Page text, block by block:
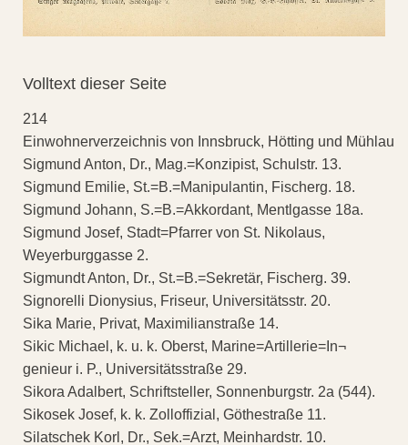
Volltext dieser Seite
214
Einwohnerverzeichnis von Innsbruck, Hötting und Mühlau
Sigmund Anton, Dr., Mag.=Konzipist, Schulstr. 13.
Sigmund Emilie, St.=B.=Manipulantin, Fischerg. 18.
Sigmund Johann, S.=B.=Akkordant, Mentlgasse 18a.
Sigmund Josef, Stadt=Pfarrer von St. Nikolaus,
Weyerburggasse 2.
Sigmundt Anton, Dr., St.=B.=Sekretär, Fischerg. 39.
Signorelli Dionysius, Friseur, Universitätsstr. 20.
Sika Marie, Privat, Maximilianstraße 14.
Sikic Michael, k. u. k. Oberst, Marine=Artillerie=In¬
genieur i. P., Universitätsstraße 29.
Sikora Adalbert, Schriftsteller, Sonnenburgstr. 2a (544).
Sikosek Josef, k. k. Zolloffizial, Göthestraße 11.
Silatschek Korl, Dr., Sek.=Arzt, Meinhardstr. 10.